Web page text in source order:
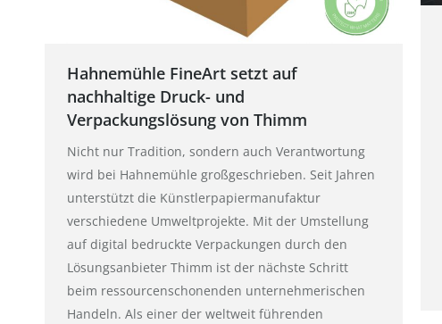
Hahnemühle FineArt setzt auf
nachhaltige Druck- und
Verpackungslösung von Thimm
Nicht nur Tradition, sondern auch Verantwortung
wird bei Hahnemühle großgeschrieben. Seit Jahren
unterstützt die Künstlerpapiermanufaktur
verschiedene Umweltprojekte. Mit der Umstellung
auf digital bedruckte Verpackungen durch den
Lösungsanbieter Thimm ist der nächste Schritt
beim ressourcenschonenden unternehmerischen
Handeln. Als einer der weltweit führenden